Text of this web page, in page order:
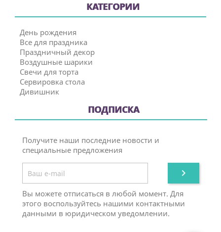
КАТЕГОРИИ
День рождения
Все для праздника
Праздничный декор
Воздушные шарики
Свечи для торта
Сервировка стола
Дивишник
ПОДПИСКА
Получите наши последние новости и
специальные предложения

Вы можете отписаться в любой момент. Для
этого воспользуйтесь нашими контактными
данными в юридическом уведомлении.